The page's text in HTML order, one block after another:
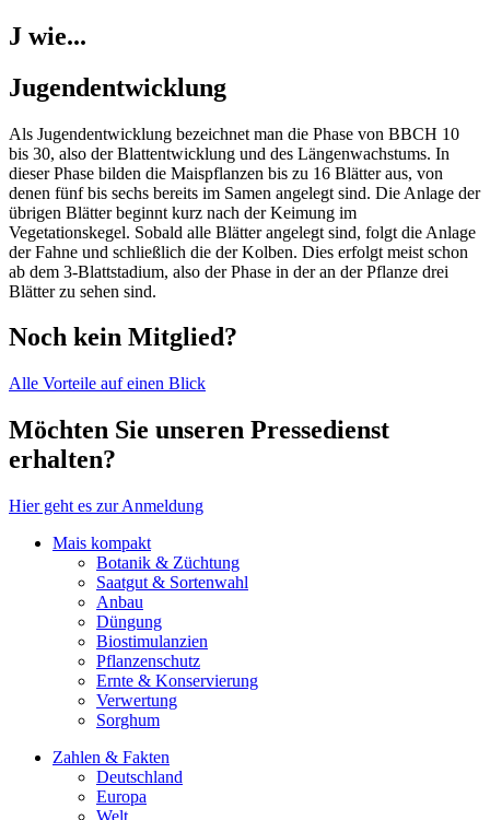
J wie...
Jugendentwicklung
Als Jugendentwicklung bezeichnet man die Phase von BBCH 10
bis 30, also der Blattentwicklung und des Längenwachstums. In
dieser Phase bilden die Maispflanzen bis zu 16 Blätter aus, von
denen fünf bis sechs bereits im Samen angelegt sind. Die Anlage der
übrigen Blätter beginnt kurz nach der Keimung im
Vegetationskegel. Sobald alle Blätter angelegt sind, folgt die Anlage
der Fahne und schließlich die der Kolben. Dies erfolgt meist schon
ab dem 3-Blattstadium, also der Phase in der an der Pflanze drei
Blätter zu sehen sind.
Noch kein Mitglied?
Alle Vorteile auf einen Blick
Möchten Sie unseren Pressedienst
erhalten?
Hier geht es zur Anmeldung
Mais kompakt
Botanik & Züchtung
Saatgut & Sortenwahl
Anbau
Düngung
Biostimulanzien
Pflanzenschutz
Ernte & Konservierung
Verwertung
Sorghum
Zahlen & Fakten
Deutschland
Europa